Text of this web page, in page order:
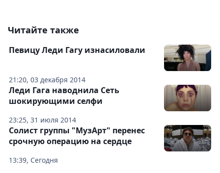
Читайте также
21:20, 03 декабря 2014
Певицу Леди Гагу изнасиловали
23:25, 31 июля 2014
Леди Гага наводнила Сеть
шокирующими селфи
13:39, Сегодня
Солист группы "МузАрт" перенес
срочную операцию на сердце